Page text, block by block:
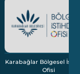
Bölgesel İstihdam